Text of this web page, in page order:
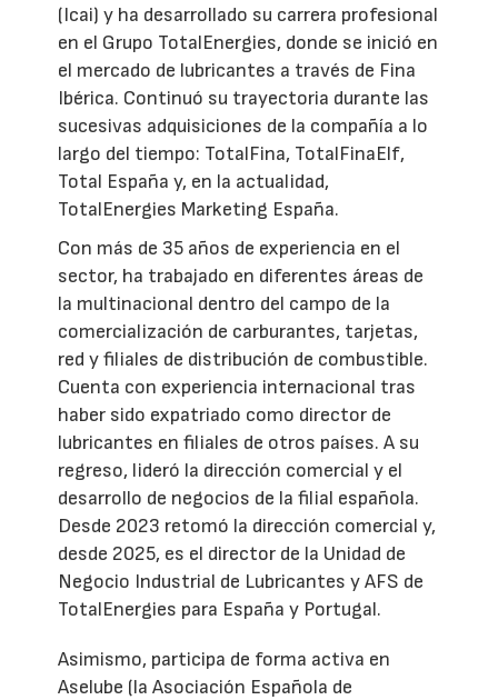
(Icai) y ha desarrollado su carrera profesional
en el Grupo TotalEnergies, donde se inició en
el mercado de lubricantes a través de Fina
Ibérica. Continuó su trayectoria durante las
sucesivas adquisiciones de la compañía a lo
largo del tiempo: TotalFina, TotalFinaElf,
Total España y, en la actualidad,
TotalEnergies Marketing España.
Con más de 35 años de experiencia en el
sector, ha trabajado en diferentes áreas de
la multinacional dentro del campo de la
comercialización de carburantes, tarjetas,
red y filiales de distribución de combustible.
Cuenta con experiencia internacional tras
haber sido expatriado como director de
lubricantes en filiales de otros países. A su
regreso, lideró la dirección comercial y el
desarrollo de negocios de la filial española.
Desde 2023 retomó la dirección comercial y,
desde 2025, es el director de la Unidad de
Negocio Industrial de Lubricantes y AFS de
TotalEnergies para España y Portugal.
Asimismo, participa de forma activa en
Aselube (la Asociación Española de